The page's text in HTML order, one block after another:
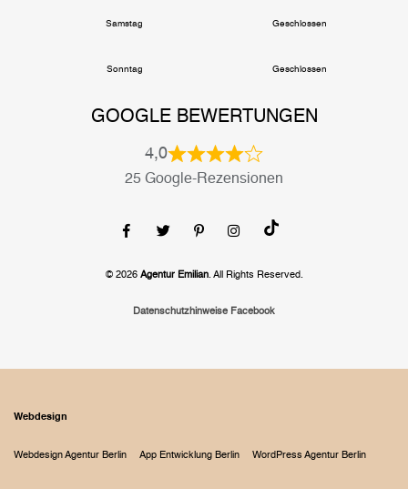
Samstag Geschlossen
Sonntag Geschlossen
GOOGLE BEWERTUNGEN
4,0
25 Google-Rezensionen
© 2026 Agentur Emilian. All Rights Reserved.
Datenschutzhinweise Facebook
Webdesign
Webdesign Agentur Berlin App Entwicklung Berlin WordPress Agentur Berlin